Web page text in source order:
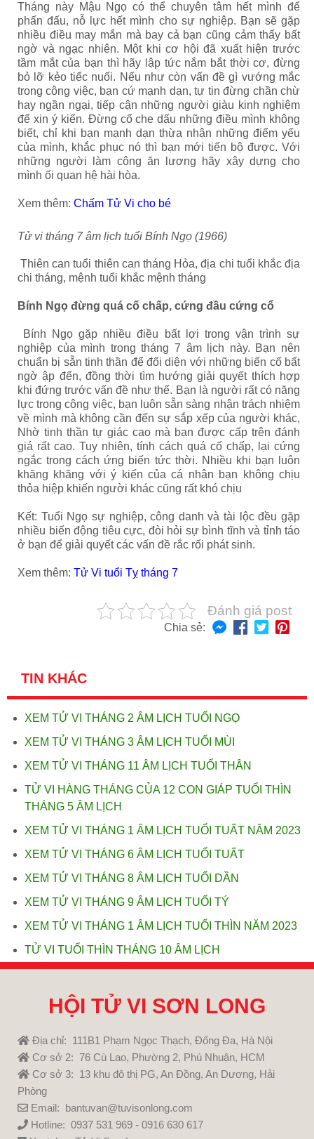
Tháng này Mậu Ngọ có thể chuyên tâm hết mình để
phấn đấu, nỗ lực hết mình cho sự nghiệp. Bạn sẽ gặp
nhiều điều may mắn mà bay cả bạn cũng cảm thấy bất
ngờ và ngạc nhiên. Một khi cơ hội đã xuất hiện trước
tầm mắt của bạn thì hãy lập tức nắm bắt thời cơ, đừng
bỏ lỡ kẻo tiếc nuối. Nếu như còn vấn đề gì vướng mắc
trong công việc, bạn cứ mạnh dạn, tự tin đừng chần chừ
hay ngần ngại, tiếp cận những người giàu kinh nghiệm
để xin ý kiến. Đừng cố che dấu những điều mình không
biết, chỉ khi bạn mạnh dạn thừa nhận những điểm yếu
của mình, khắc phục nó thì bạn mới tiến bộ được. Với
những người làm công ăn lương hãy xây dựng cho
mình ối quan hệ hài hòa.
Xem thêm: Chấm Tử Vi cho bé
Tử vi tháng 7 âm lịch tuổi Bính Ngọ (1966)
Thiên can tuổi thiên can tháng Hỏa, địa chi tuổi khắc địa
chi tháng, mệnh tuổi khắc mệnh tháng
Bính Ngọ đừng quá cố chấp, cứng đầu cứng cổ
Bính Ngọ gặp nhiều điều bất lợi trong vận trình sự
nghiệp của mình trong tháng 7 âm lịch này. Bạn nên
chuẩn bị sẵn tinh thần để đối diện với những biến cố bất
ngờ ập đến, đồng thời tìm hướng giải quyết thích hợp
khi đứng trước vấn đề như thế. Bạn là người rất có năng
lực trong công việc, bạn luôn sẵn sàng nhận trách nhiệm
về mình mà không cần đến sự sắp xếp của người khác,
Nhờ tinh thần tự giác cao mà bạn được cấp trên đánh
giá rất cao. Tuy nhiên, tính cách quá cố chấp, lại cứng
ngắc trong cách ứng biến tức thời. Nhiều khi bạn luôn
khăng khăng với ý kiến của cá nhân bạn không chịu
thỏa hiệp khiến người khác cũng rất khó chịu
Kết: Tuổi Ngọ sự nghiệp, công danh và tài lộc đều gặp
nhiều biến động tiêu cực, đòi hỏi sự bình tĩnh và tỉnh táo
ở bạn để giải quyết các vấn đề rắc rối phát sinh.
Xem thêm: Tử Vi tuổi Tỵ tháng 7
Đánh giá post
Chia sẻ:
TIN KHÁC
XEM TỬ VI THÁNG 2 ÂM LỊCH TUỔI NGỌ
XEM TỬ VI THÁNG 3 ÂM LỊCH TUỔI MÙI
XEM TỬ VI THÁNG 11 ÂM LỊCH TUỔI THÂN
TỬ VI HÀNG THÁNG CỦA 12 CON GIÁP TUỔI THÌN
THÁNG 5 ÂM LỊCH
XEM TỬ VI THÁNG 1 ÂM LỊCH TUỔI TUẤT NĂM 2023
XEM TỬ VI THÁNG 6 ÂM LỊCH TUỔI TUẤT
XEM TỬ VI THÁNG 8 ÂM LỊCH TUỔI DẦN
XEM TỬ VI THÁNG 9 ÂM LỊCH TUỔI TÝ
XEM TỬ VI THÁNG 1 ÂM LỊCH TUỔI THÌN NĂM 2023
TỬ VI TUỔI THÌN THÁNG 10 ÂM LỊCH
HỘI TỬ VI SƠN LONG
Địa chỉ: 111B1 Phạm Ngọc Thạch, Đống Đa, Hà Nội
Cơ sở 2: 76 Cù Lao, Phường 2, Phú Nhuận, HCM
Cơ sở 3: 13 khu đô thị PG, An Đồng, An Dương, Hải
Phòng
Email: bantuvan@tuvisonlong.com
Hotline: 0937 531 969 - 0916 630 617